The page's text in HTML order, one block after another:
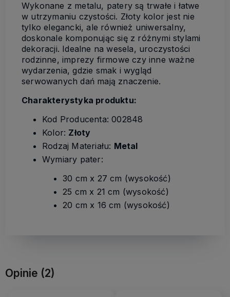
Wykonane z metalu, patery są trwałe i łatwe
w utrzymaniu czystości. Złoty kolor jest nie
tylko elegancki, ale również uniwersalny,
doskonale komponując się z różnymi stylami
dekoracji. Idealne na wesela, uroczystości
rodzinne, imprezy firmowe czy inne ważne
wydarzenia, gdzie smak i wygląd
serwowanych dań mają znaczenie.
Charakterystyka produktu:
Kod Producenta: 002848
Kolor: Złoty
Rodzaj Materiału: Metal
Wymiary pater:
30 cm x 27 cm (wysokość)
25 cm x 21 cm (wysokość)
20 cm x 16 cm (wysokość)
Opinie (2)